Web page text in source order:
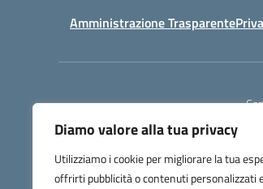
Diamo valore alla tua privacy
Utilizziamo i cookie per migliorare la tua
offrirti pubblicità o contenuti personalizzati
Amministrazione Trasparente